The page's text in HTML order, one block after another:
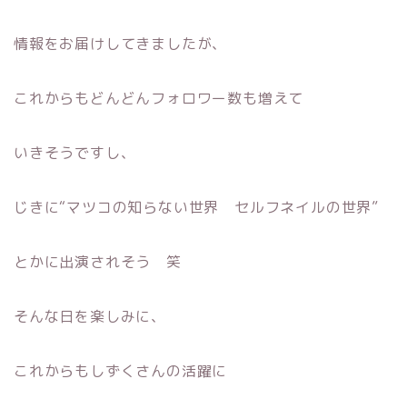
情報をお届けしてきましたが、
これからもどんどんフォロワー数も増えて
いきそうですし、
じきに“マツコの知らない世界 セルフネイルの世界”
とかに出演されそう 笑
そんな日を楽しみに、
これからもしずくさんの活躍に